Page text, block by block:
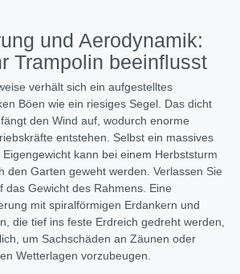
und Aerodynamik:
Trampolin beeinflusst
verhält sich ein aufgestelltes
Böen wie ein riesiges Segel. Das dicht
den Wind auf, wodurch enorme
entstehen. Selbst ein massives
kann bei einem Herbststurm
den Garten geweht werden. Verlassen Sie
das Gewicht des Rahmens. Eine
mit spiralförmigen Erdankern und
die tief ins feste Erdreich gedreht werden,
um Sachschäden an Zäunen oder
Wetterlagen vorzubeugen.